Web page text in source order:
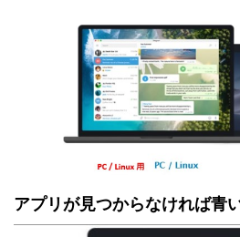
アプリが見つからなければ青